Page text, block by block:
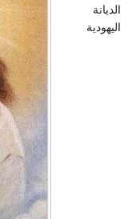
الديانة
اليهودية